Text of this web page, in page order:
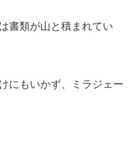
書類が山と積まれてい
にもいかず、ミラジェー